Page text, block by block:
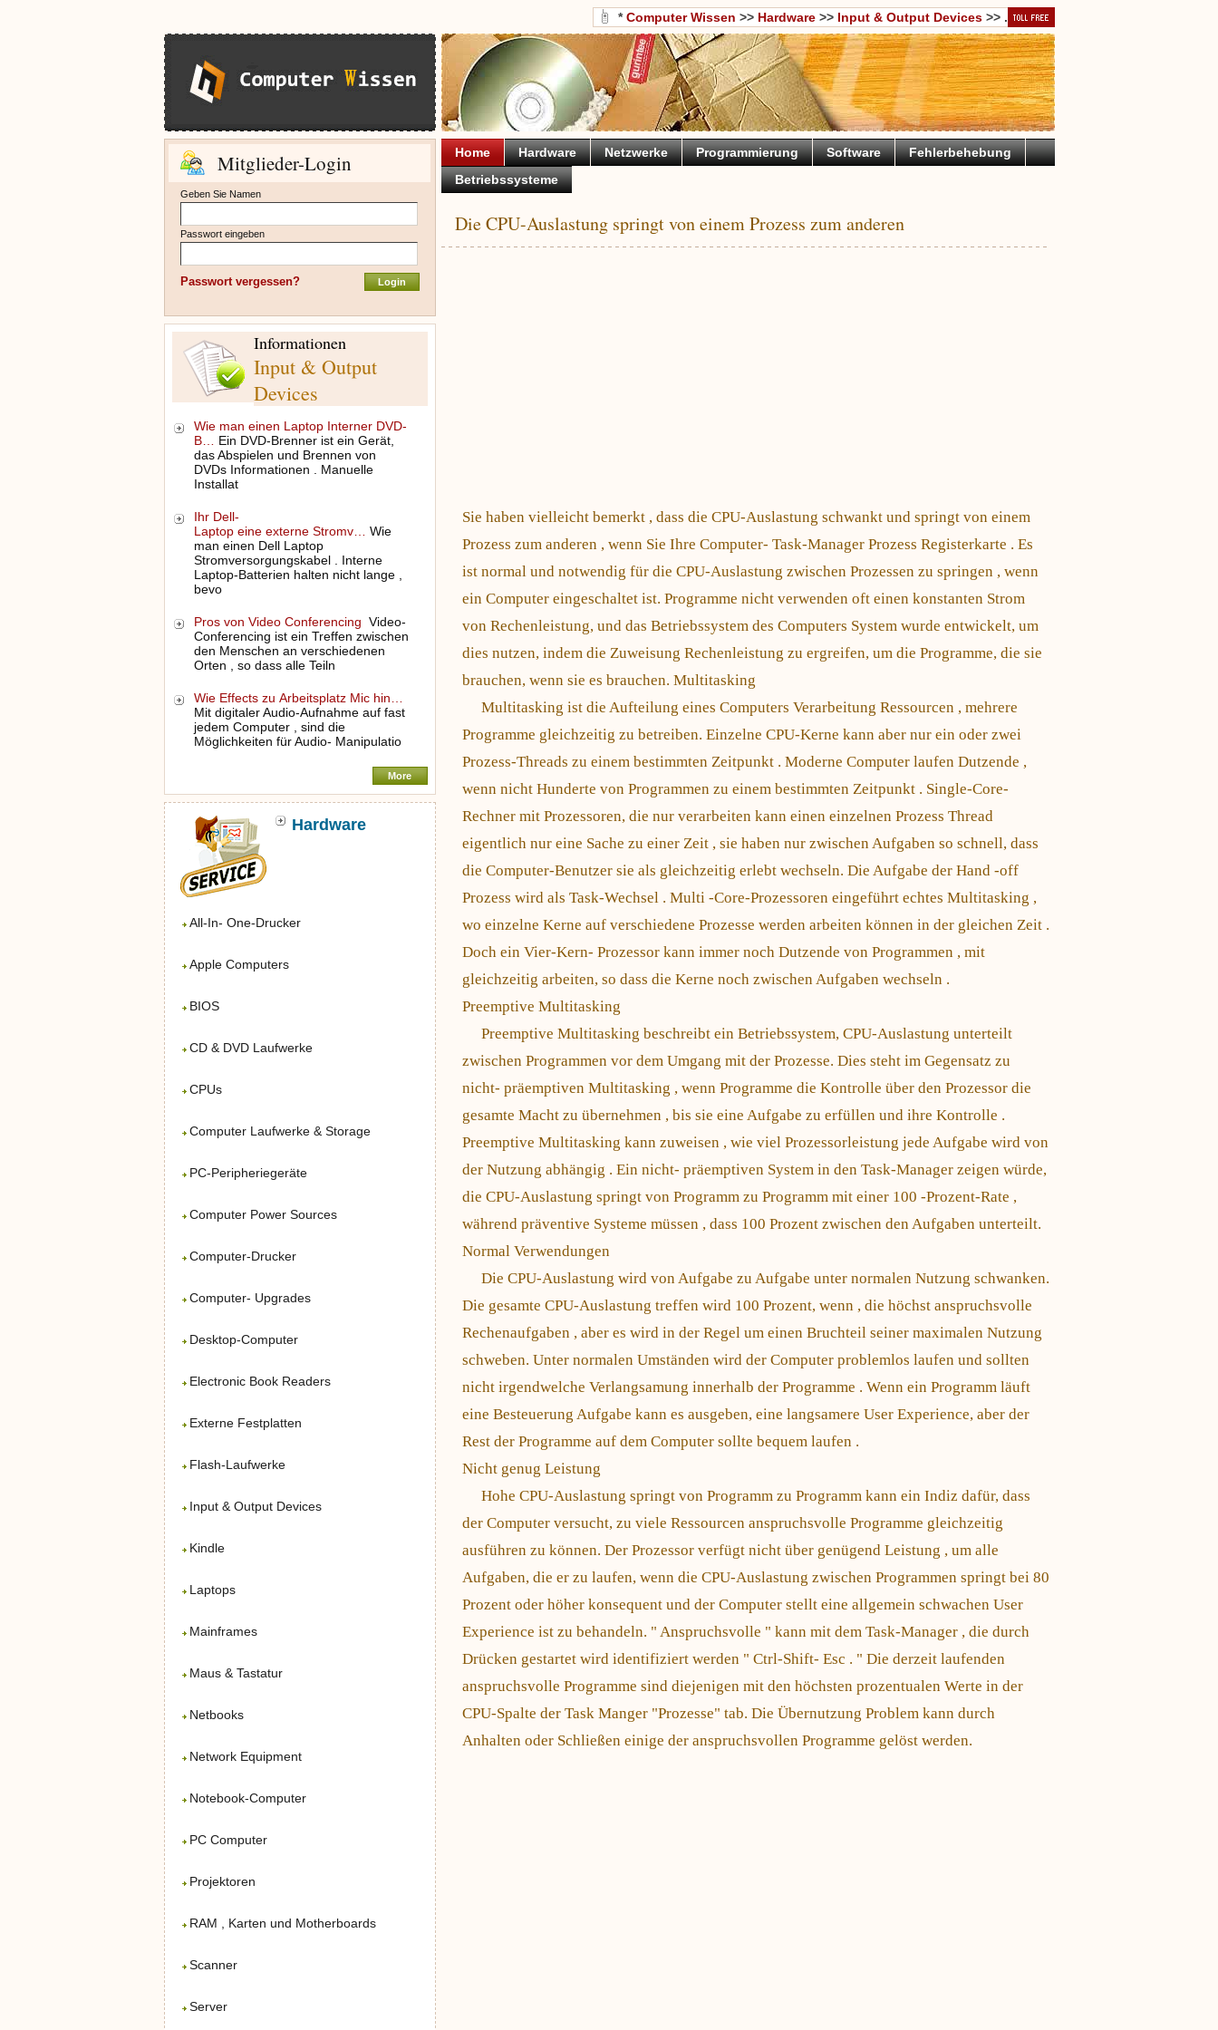
Mitglieder-Login
Geben Sie Namen
Passwort eingeben
Passwort vergessen?
Informationen
Input & Output
Devices
Wie man einen Laptop Interner DVD-
B…
Ein DVD-Brenner ist ein Gerät,
das Abspielen und Brennen von
DVDs Informationen . Manuelle
Installat
Ihr Dell-
Laptop eine externe Stromv…
Wie
man einen Dell Laptop
Stromversorgungskabel . Interne
Laptop-Batterien halten nicht lange ,
bevo
Pros von Video Conferencing Video-
Conferencing ist ein Treffen zwischen
den Menschen an verschiedenen
Orten , so dass alle Teiln
Wie Effects zu Arbeitsplatz Mic hin…
Mit digitaler Audio-Aufnahme auf fast
jedem Computer , sind die
Möglichkeiten für Audio- Manipulatio
More
Hardware
All-In- One-Drucker
Apple Computers
BIOS
CD & DVD Laufwerke
CPUs
Computer Laufwerke & Storage
PC-Peripheriegeräte
Computer Power Sources
Computer-Drucker
Computer- Upgrades
Desktop-Computer
Electronic Book Readers
Externe Festplatten
Flash-Laufwerke
Input & Output Devices
Kindle
Laptops
Mainframes
Maus & Tastatur
Netbooks
Network Equipment
Notebook-Computer
PC Computer
Projektoren
RAM , Karten und Motherboards
Scanner
Server
*Computer Wissen >> Hardware>> Input & Output Devices>> .
Home Hardware Netzwerke Programmierung Software
Fehlerbehebung
Betriebssysteme
Die CPU-Auslastung springt von einem Prozess zum anderen
Sie haben vielleicht bemerkt , dass die CPU-Auslastung schwankt und springt von einem
Prozess zum anderen , wenn Sie Ihre Computer- Task-Manager Prozess Registerkarte . Es
ist normal und notwendig für die CPU-Auslastung zwischen Prozessen zu springen , wenn
ein Computer eingeschaltet ist. Programme nicht verwenden oft einen konstanten Strom
von Rechenleistung, und das Betriebssystem des Computers System wurde entwickelt, um
dies nutzen, indem die Zuweisung Rechenleistung zu ergreifen, um die Programme, die sie
brauchen, wenn sie es brauchen. Multitasking
Multitasking ist die Aufteilung eines Computers Verarbeitung Ressourcen , mehrere
Programme gleichzeitig zu betreiben. Einzelne CPU-Kerne kann aber nur ein oder zwei
Prozess-Threads zu einem bestimmten Zeitpunkt . Moderne Computer laufen Dutzende ,
wenn nicht Hunderte von Programmen zu einem bestimmten Zeitpunkt . Single-Core-
Rechner mit Prozessoren, die nur verarbeiten kann einen einzelnen Prozess Thread
eigentlich nur eine Sache zu einer Zeit , sie haben nur zwischen Aufgaben so schnell, dass
die Computer-Benutzer sie als gleichzeitig erlebt wechseln. Die Aufgabe der Hand -off
Prozess wird als Task-Wechsel . Multi -Core-Prozessoren eingeführt echtes Multitasking ,
wo einzelne Kerne auf verschiedene Prozesse werden arbeiten können in der gleichen Zeit .
Doch ein Vier-Kern- Prozessor kann immer noch Dutzende von Programmen , mit
gleichzeitig arbeiten, so dass die Kerne noch zwischen Aufgaben wechseln .
Preemptive Multitasking
Preemptive Multitasking beschreibt ein Betriebssystem, CPU-Auslastung unterteilt
zwischen Programmen vor dem Umgang mit der Prozesse. Dies steht im Gegensatz zu
nicht- präemptiven Multitasking , wenn Programme die Kontrolle über den Prozessor die
gesamte Macht zu übernehmen , bis sie eine Aufgabe zu erfüllen und ihre Kontrolle .
Preemptive Multitasking kann zuweisen , wie viel Prozessorleistung jede Aufgabe wird von
der Nutzung abhängig . Ein nicht- präemptiven System in den Task-Manager zeigen würde,
die CPU-Auslastung springt von Programm zu Programm mit einer 100 -Prozent-Rate ,
während präventive Systeme müssen , dass 100 Prozent zwischen den Aufgaben unterteilt.
Normal Verwendungen
Die CPU-Auslastung wird von Aufgabe zu Aufgabe unter normalen Nutzung schwanken.
Die gesamte CPU-Auslastung treffen wird 100 Prozent, wenn , die höchst anspruchsvolle
Rechenaufgaben , aber es wird in der Regel um einen Bruchteil seiner maximalen Nutzung
schweben. Unter normalen Umständen wird der Computer problemlos laufen und sollten
nicht irgendwelche Verlangsamung innerhalb der Programme . Wenn ein Programm läuft
eine Besteuerung Aufgabe kann es ausgeben, eine langsamere User Experience, aber der
Rest der Programme auf dem Computer sollte bequem laufen .
Nicht genug Leistung
Hohe CPU-Auslastung springt von Programm zu Programm kann ein Indiz dafür, dass
der Computer versucht, zu viele Ressourcen anspruchsvolle Programme gleichzeitig
ausführen zu können. Der Prozessor verfügt nicht über genügend Leistung , um alle
Aufgaben, die er zu laufen, wenn die CPU-Auslastung zwischen Programmen springt bei 80
Prozent oder höher konsequent und der Computer stellt eine allgemein schwachen User
Experience ist zu behandeln. " Anspruchsvolle " kann mit dem Task-Manager , die durch
Drücken gestartet wird identifiziert werden " Ctrl-Shift- Esc . " Die derzeit laufenden
anspruchsvolle Programme sind diejenigen mit den höchsten prozentualen Werte in der
CPU-Spalte der Task Manger "Prozesse" tab. Die Übernutzung Problem kann durch
Anhalten oder Schließen einige der anspruchsvollen Programme gelöst werden.